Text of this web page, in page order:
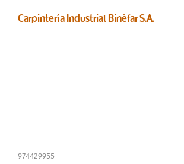
Carpintería Industrial Binéfar S.A.
974429955